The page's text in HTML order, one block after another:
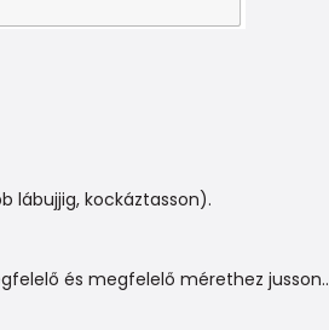
lábujjig, kockáztasson).
és megfelelő mérethez jusson..